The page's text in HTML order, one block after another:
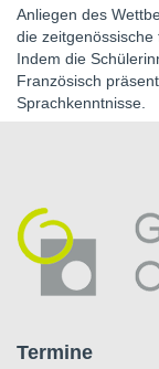
Anliegen des
die zeitgenössische
Indem die
Französisch
Sprachkenntnisse.
Termine